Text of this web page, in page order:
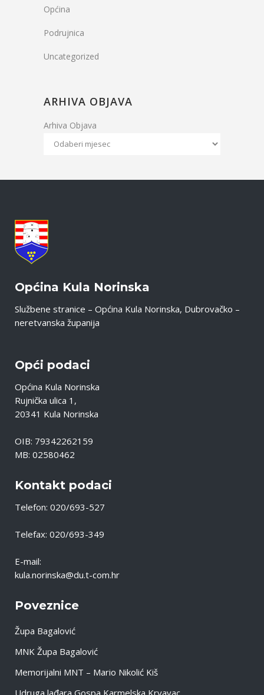
Općina
Podrujnica
Uncategorized
ARHIVA OBJAVA
Arhiva Objava
Općina Kula Norinska
Službene stranice – Općina Kula Norinska, Dubrovačko –
neretvanska županija
Opći podaci
Općina Kula Norinska
Rujnička ulica 1,
20341 Kula Norinska
OIB: 79342262159
MB: 02580462
Kontakt podaci
Telefon: 020/693-527
Telefax: 020/693-349
E-mail:
kula.norinska@du.t-com.hr
Poveznice
Župa Bagalović
MNK Župa Bagalović
Memorijalni MNT – Mario Nikolić Kiš
Udruga lađara Gospa Karmelska Krvavac